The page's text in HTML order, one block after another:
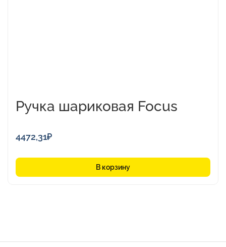
Ручка шариковая Focus
4472,31₽
В корзину